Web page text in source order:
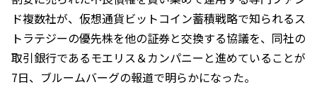
ド複数社が、仮想通貨ビットコイン蓄積戦略で知られるス
トラテジーの優先株を他の証券と交換する協議を、同社の
取引銀行であるモエリス＆カンパニーと進めていることが
7日、ブルームバーグの報道で明らかになった。